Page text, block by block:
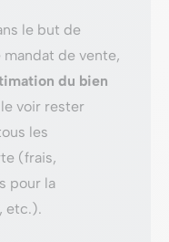
le but de
mandat de vente,
du bien
voir rester
les
(frais,
pour la
etc.).